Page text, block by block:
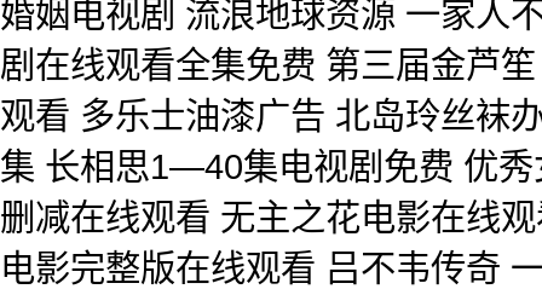
婚姻电视剧 流浪地球资源 一家人
剧在线观看全集免费 第三届金芦
观看 多乐士油漆广告 北岛玲丝袜
集 长相思1—40集电视剧免费 优
删减在线观看 无主之花电影在线
电影完整版在线观看 吕不韦传奇